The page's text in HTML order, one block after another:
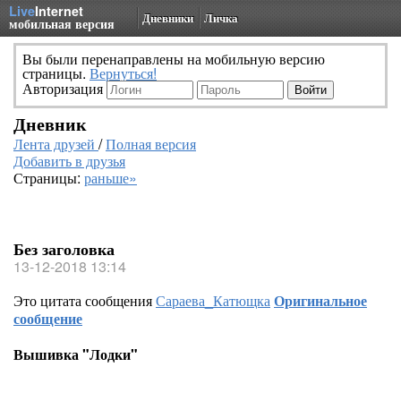
LiveInternet
мобильная версия Дневники Личка
Вы были перенаправлены на мобильную версию
страницы. Вернуться!
Авторизация
Дневник
Лента друзей /Полная версия
Добавить в друзья
Страницы: раньше»
Без заголовка
13-12-2018 13:14
Это цитата сообщенияСараева_КатющкаОригинальное
сообщение
Вышивка "Лодки"